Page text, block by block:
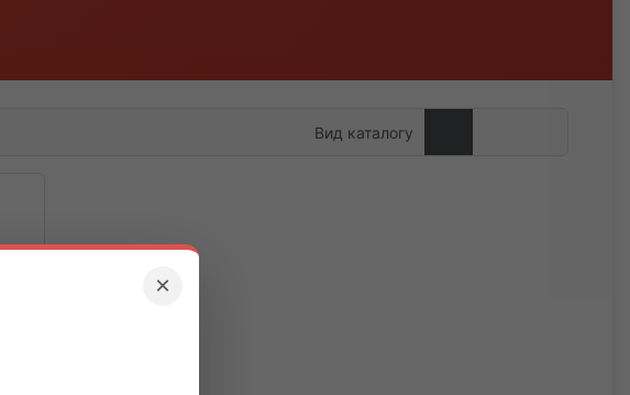
×
Вид каталогу